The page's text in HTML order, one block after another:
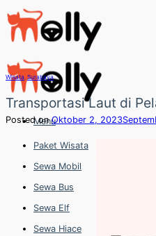
Skip
to
content
Menu
Paket Wisata
Sewa Mobil
Sewa Bus
Sewa Elf
Sewa Hiace
Wisata Surabaya
Transportasi Laut di
Posted onOktober 2, 2023